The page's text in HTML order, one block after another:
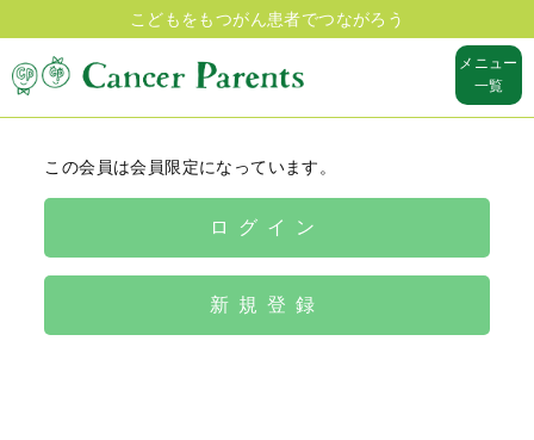
こどもをもつがん患者でつながろう
メニュー
一覧
この会員は会員限定になっています。
ログイン
新規登録